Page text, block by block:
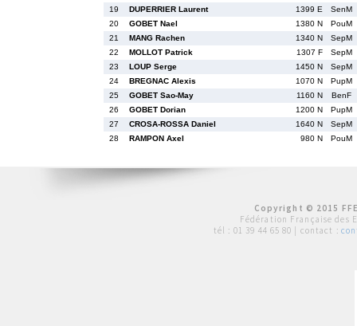
19
DUPERRIER Laurent 1399 E
SenM
20
GOBET Nael 1380 N
PouM
21
MANG Rachen 1340 N
SepM
22
MOLLOT Patrick 1307 F
SepM
23
LOUP Serge 1450 N
SepM
24
BREGNAC Alexis 1070 N
PupM
25
GOBET Sao-May 1160 N
BenF
26
GOBET Dorian 1200 N
PupM
27
CROSA-ROSSA Daniel 1640 N
SepM
28
RAMPON Axel 980 N PouM
Copyright © 2015
Fédération Française des
tél : 01 39 44 65 80 | contact :